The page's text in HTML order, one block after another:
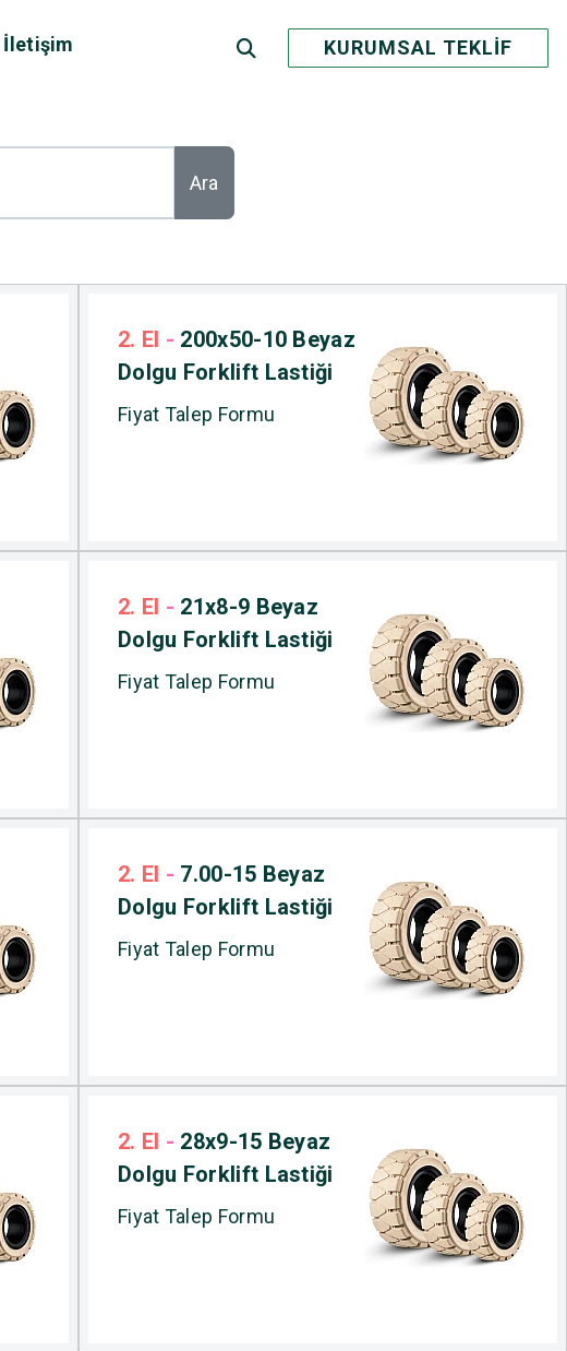
İletişim KURUMSAL TEKLİF
Ara
2. El - 200x50-10 Beyaz
Dolgu Forklift Lastiği
Fiyat Talep Formu
2. El - 21x8-9 Beyaz
Dolgu Forklift Lastiği
Fiyat Talep Formu
2. El - 7.00-15 Beyaz
Dolgu Forklift Lastiği
Fiyat Talep Formu
2. El - 28x9-15 Beyaz
Dolgu Forklift Lastiği
Fiyat Talep Formu